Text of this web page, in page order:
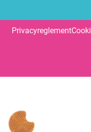
Privacyreglement